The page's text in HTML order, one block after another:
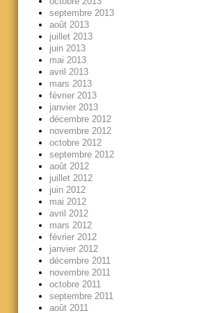
septembre 2013
août 2013
juillet 2013
juin 2013
mai 2013
avril 2013
mars 2013
février 2013
janvier 2013
décembre 2012
novembre 2012
octobre 2012
septembre 2012
août 2012
juillet 2012
juin 2012
mai 2012
avril 2012
mars 2012
février 2012
janvier 2012
décembre 2011
novembre 2011
octobre 2011
septembre 2011
août 2011